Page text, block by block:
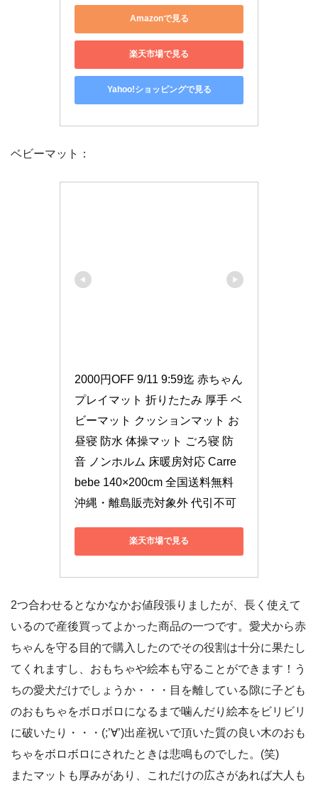
Amazonで見る
楽天市場で見る
Yahoo!ショッピングで見る
ベビーマット：
2000円OFF 9/11 9:59迄 赤ちゃん
プレイマット 折りたたみ 厚手 ベ
ビーマット クッションマット お
昼寝 防水 体操マット ごろ寝 防
音 ノンホルム 床暖房対応 Carre
bebe 140×200cm 全国送料無料
沖縄・離島販売対象外 代引不可
楽天市場で見る
2つ合わせるとなかなかお値段張りましたが、長く使えて
いるので産後買ってよかった商品の一つです。愛犬から赤
ちゃんを守る目的で購入したのでその役割は十分に果たし
てくれますし、おもちゃや絵本も守ることができます！う
ちの愛犬だけでしょうか・・・目を離している隙に子ども
のおもちゃをボロボロになるまで噛んだり絵本をビリビリ
に破いたり・・・(;’∀’)出産祝いで頂いた質の良い木のおも
ちゃをボロボロにされたときは悲鳴ものでした。(笑)
またマットも厚みがあり、これだけの広さがあれば大人も